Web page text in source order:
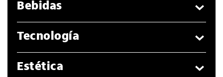
Bebidas
Tecnología
Estética